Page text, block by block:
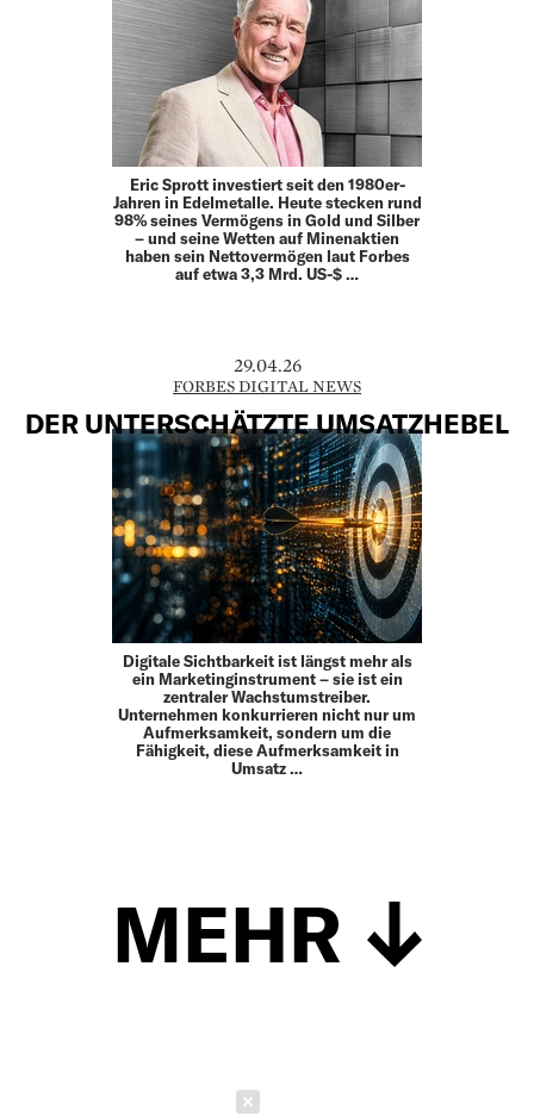
Eric Sprott investiert seit den 1980er-
Jahren in Edelmetalle. Heute stecken rund
98% seines Vermögens in Gold und Silber
– und seine Wetten auf Minenaktien
haben sein Nettovermögen laut Forbes
auf etwa 3,3 Mrd. US-$ …
29.04.26
FORBES DIGITAL NEWS
DER UNTERSCHÄTZTE UMSATZHEBEL
Digitale Sichtbarkeit ist längst mehr als
ein Marketinginstrument – sie ist ein
zentraler Wachstumstreiber.
Unternehmen konkurrieren nicht nur um
Aufmerksamkeit, sondern um die
Fähigkeit, diese Aufmerksamkeit in
Umsatz …
MEHR